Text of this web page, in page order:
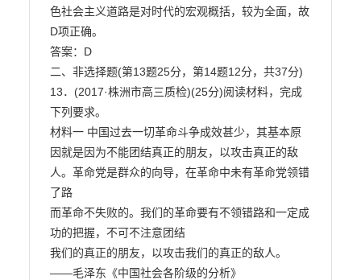
色社会主义道路是对时代的宏观概括，较为全面，故
D项正确。
答案：D
二、非选择题(第13题25分，第14题12分，共37分)
13．(2017·株洲市高三质检)(25分)阅读材料，完成
下列要求。
材料一 中国过去一切革命斗争成效甚少，其基本原
因就是因为不能团结真正的朋友，以攻击真正的敌
人。革命党是群众的向导，在革命中未有革命党领错
了路
而革命不失败的。我们的革命要有不领错路和一定成
功的把握，不可不注意团结
我们的真正的朋友，以攻击我们的真正的敌人。
——毛泽东《中国社会各阶级的分析》